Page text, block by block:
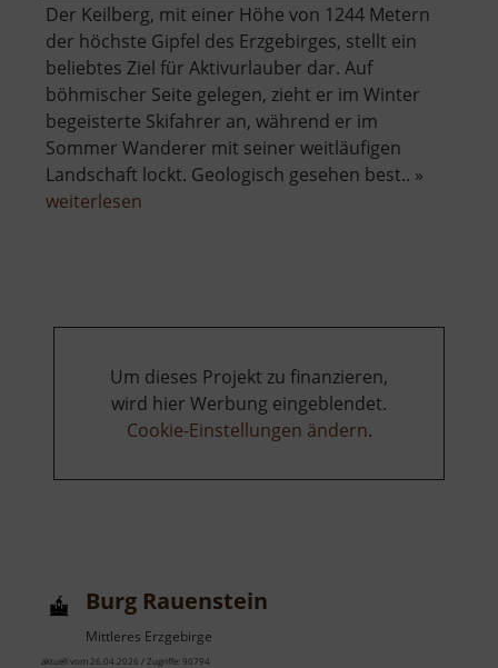
Der Keilberg, mit einer Höhe von 1244 Metern
der höchste Gipfel des Erzgebirges, stellt ein
beliebtes Ziel für Aktivurlauber dar. Auf
böhmischer Seite gelegen, zieht er im Winter
begeisterte Skifahrer an, während er im
Sommer Wanderer mit seiner weitläufigen
Landschaft lockt. Geologisch gesehen best.. »
weiterlesen
Um dieses Projekt zu finanzieren,
wird hier Werbung eingeblendet.
Cookie-Einstellungen ändern.
Burg Rauenstein
Mittleres Erzgebirge
aktuell vom 26.04.2026 / Zugriffe: 90794